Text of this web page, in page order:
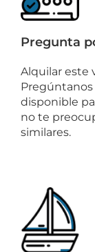
Pregunta
Alquilar este
Pregúntanos
disponible
no te
similares.